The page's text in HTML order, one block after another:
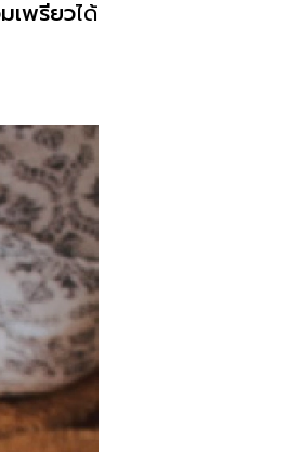
เพรียวได้